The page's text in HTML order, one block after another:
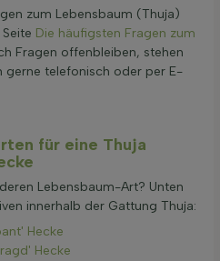
zum Lebensbaum (Thuja)
Die häufigsten Fragen zum
Fragen offenbleiben, stehen
gerne telefonisch oder per E-
für eine Thuja
Lebensbaum-Art? Unten
innerhalb der Gattung Thuja:
Hecke
Hecke